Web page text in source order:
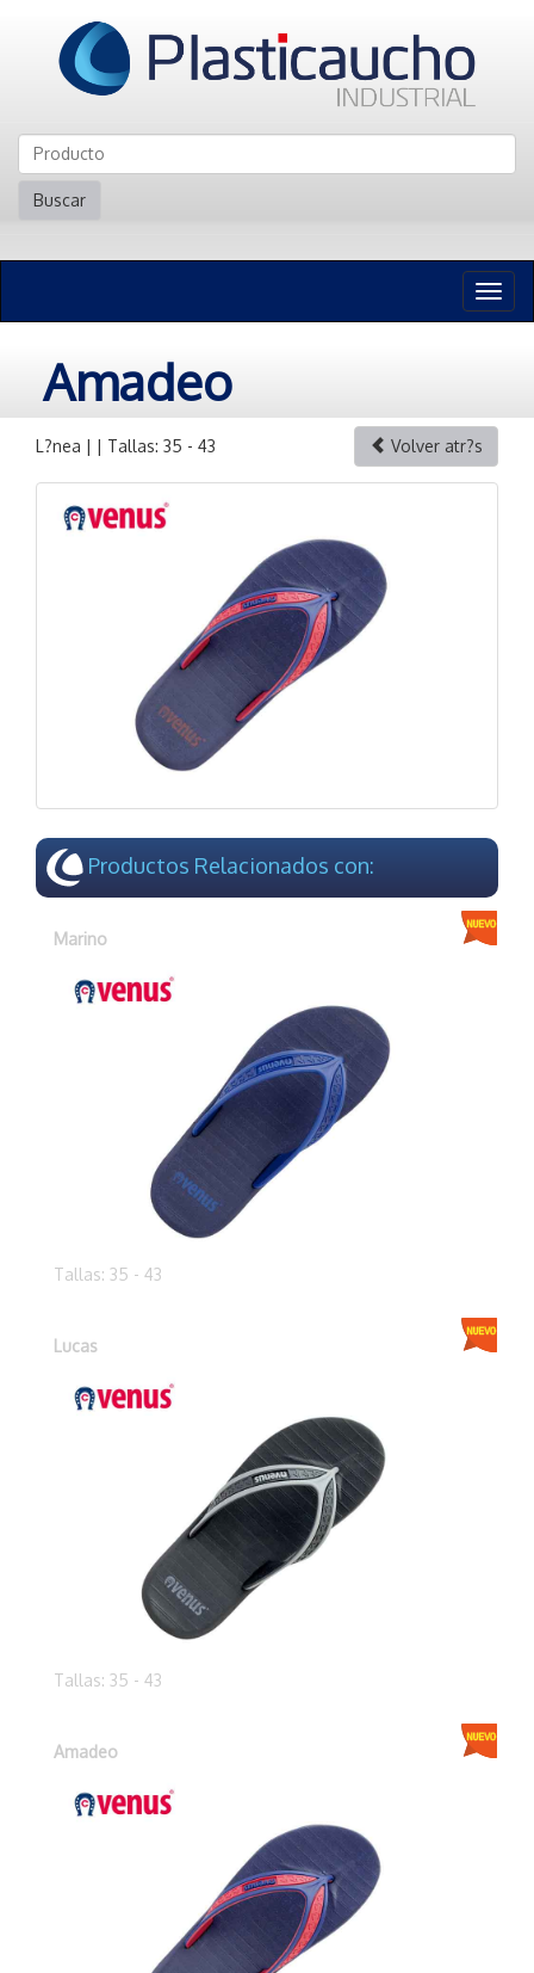
Buscar
n
Amadeo
L?nea | | Tallas: 35 - 43 Volver atr?s
Productos Relacionados con:
Marino
Tallas: 35 - 43
Lucas
Tallas: 35 - 43
Amadeo